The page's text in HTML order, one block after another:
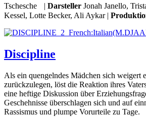
Tschesche | Darsteller Jonah Janello,
Kessel, Lotte Becker, Ali Aykar |
Discipline
Als ein quengelndes Mädchen sich weigert
zurückzulegen, löst die Reaktion ihres
eine heftige Diskussion über
Geschehnisse überschlagen sich und auf
Rassismus und plumpe Vorurteile zu Tage.